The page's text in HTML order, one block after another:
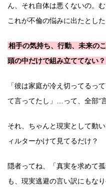
ん、それ自体は悪くないの。
これが不倫の悩みに出たとし
相手の気持ち、行動、未来の
頭の中だけで組み立ててない？
「彼は家庭が冷え切ってるっ
て言ってたし」…って、全部“
それ、ちゃんと現実として動
ィルターかけて見てるだけ？
隠者ってね、「真実を求めて
も、現実逃避の言い訳にもなり